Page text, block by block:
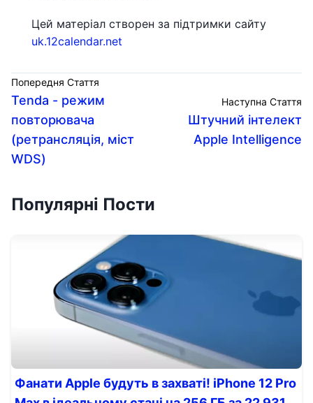
Цей матеріал створен за підтримки сайту
uk.12calendar.net
Попередня Стаття
Tenda - режим
повторювача
(ретрансляція, міст
WDS)
Наступна Стаття
Штучний інтелект
Apple Intelligence
Популярні Пости
Фанати Apple будуть в захваті! iPhone 12 Pro